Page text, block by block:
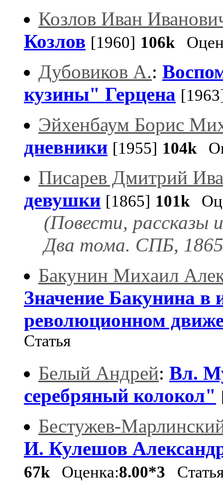
Козлов Иван
Козлов [1960] 106k
Дубовиков А.:
кузины" Герцена
Эйхенбаум Борис
дневники [1955] 104k
Писарев Дмитрий
девушки [1865] 101k
(Повести, рассказы
Два тома. СПБ,
Бакунин Михаил
Значение Бакунина в
революционном
Статья
Белый Андрей: Вл.
серебряный колокол"
Бестужев-
И. Кулешов
67kОценка:8.00*3